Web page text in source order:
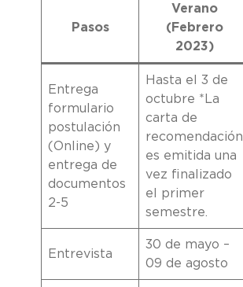
Pasos
Verano
(Febrero
2023)
Entrega
formulario
postulación
(Online) y
entrega de
documentos
2-5
Hasta el 3 de
octubre *La
carta de
recomendación
es emitida una
vez finalizado
el primer
semestre.
Entrevista
30 de mayo –
09 de agosto